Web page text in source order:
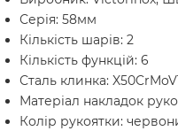
Серія: 58мм
Кількість шарів: 2
Кількість функцій: 6
Сталь клинка:
Матеріал накладок
Колір рукоятки: